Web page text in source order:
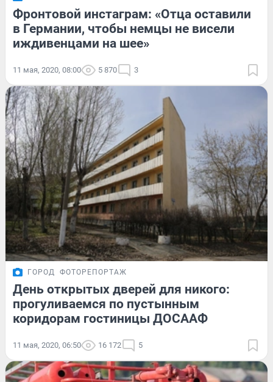
Фронтовой инстаграм: «Отца оставили
в Германии, чтобы немцы не висели
иждивенцами на шее»
11 мая, 2020, 08:00 5 870 3
ГОРОД ФОТОРЕПОРТАЖ
День открытых дверей для никого:
прогуливаемся по пустынным
коридорам гостиницы ДОСААФ
11 мая, 2020, 06:50 16 172 5